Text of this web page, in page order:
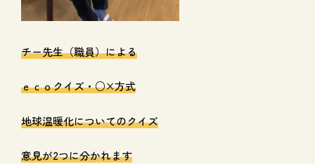
チー先生（職員）による
ｅｃｏクイズ・○×方式
地球温暖化についてのクイズ
意見が2つに分かれます